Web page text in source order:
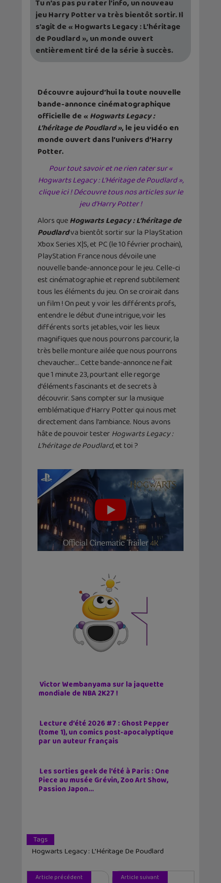
Tu n’as pas pu rater l’info, un nouveau
jeu Harry Potter va très bientôt sortir. Il
s’agit de « Hogwarts Legacy : L’héritage
de Poudlard », un monde ouvert
entièrement tiré de la série à succès.
Découvre aujourd’hui la toute nouvelle
bande-annonce cinématographique
officielle de « Hogwarts Legacy :
L’héritage de Poudlard », le jeu vidéo en
monde ouvert dans l’univers d’Harry
Potter.
Pour tout savoir et ne rien rater sur «
Hogwarts Legacy : L’Héritage de Poudlard »,
clique ici ! Découvre tous nos articles sur le
jeu d’Harry Potter !
Alors queHogwarts Legacy : L’héritage de
Poudlardva bientôt sortir sur la PlayStation
Xbox Series X|S, et PC (le 10 février prochain),
PlayStation France nous dévoile une
nouvelle bande-annonce pour le jeu. Celle-ci
est cinématographie et reprend subtilement
tous les éléments du jeu. On se croirait dans
un film ! On peut y voir les différents profs,
entendre le début d’une intrigue, voir les
différents sorts jetables, voir les lieux
magnifiques que nous pourrons parcourir, la
très belle monture ailée que nous pourrons
chevaucher… Cette bande-annonce ne fait
que 1 minute 23, pourtant elle regorge
d’éléments fascinants et de secrets à
découvrir. Sans compter sur la musique
emblématique d’Harry Potter qui nous met
directement dans l’ambiance. Nous avons
hâte de pouvoir testerHogwarts Legacy :
L’héritage de Poudlard, et toi ?
Victor Wembanyama sur la jaquette
mondiale de NBA 2K27 !
Lecture d’été 2026 #7 : Ghost Pepper
(tome 1), un comics post-apocalyptique
par un auteur français
Les sorties geek de l’été à Paris : One
Piece au musée Grévin, Zoo Art Show,
Passion Japon…
Tags
Hogwarts Legacy : L'Héritage De Poudlard
Article précédent Article suivant